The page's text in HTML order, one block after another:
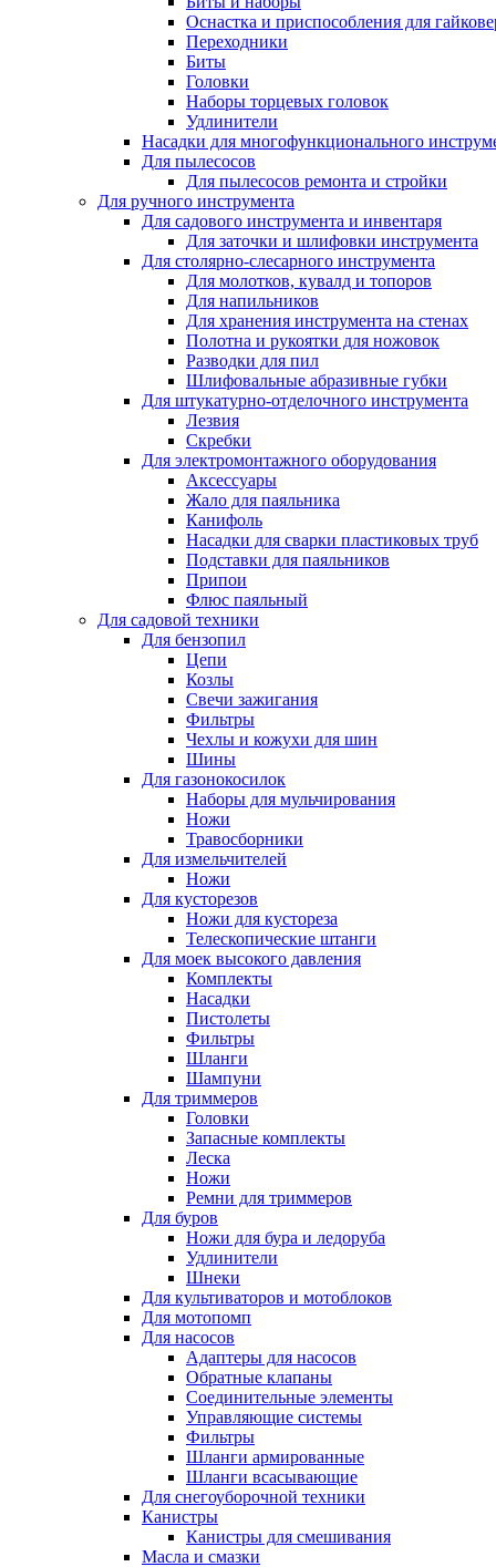
Оснастка и приспособления для
Переходники
Биты
Головки
Наборы торцевых головок
Удлинители
Насадки для многофункционального
Для пылесосов
Для пылесосов ремонта и стройки
Для ручного инструмента
Для садового инструмента и инвентаря
Для заточки и шлифовки инструмента
Для столярно-слесарного инструмента
Для молотков, кувалд и топоров
Для напильников
Для хранения инструмента на стенах
Полотна и рукоятки для ножовок
Разводки для пил
Шлифовальные абразивные губки
Для штукатурно-отделочного инструмента
Лезвия
Скребки
Для электромонтажного оборудования
Аксессуары
Жало для паяльника
Канифоль
Насадки для сварки пластиковых труб
Подставки для паяльников
Припои
Флюс паяльный
Для садовой техники
Для бензопил
Цепи
Козлы
Свечи зажигания
Фильтры
Чехлы и кожухи для шин
Шины
Для газонокосилок
Наборы для мульчирования
Ножи
Травосборники
Для измельчителей
Ножи
Для кусторезов
Ножи для кустореза
Телескопические штанги
Для моек высокого давления
Комплекты
Насадки
Пистолеты
Фильтры
Шланги
Шампуни
Для триммеров
Головки
Запасные комплекты
Леска
Ножи
Ремни для триммеров
Для буров
Ножи для бура и ледоруба
Удлинители
Шнеки
Для культиваторов и мотоблоков
Для мотопомп
Для насосов
Адаптеры для насосов
Обратные клапаны
Соединительные элементы
Управляющие системы
Фильтры
Шланги армированные
Шланги всасывающие
Для снегоуборочной техники
Канистры
Канистры для смешивания
Масла и смазки